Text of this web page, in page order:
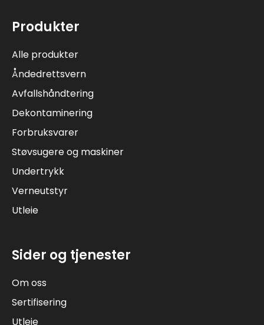
Produkter
Alle produkter
Åndedrettsvern
Avfallshåndtering
Dekontaminering
Forbruksvarer
Støvsugere og maskiner
Undertrykk
Verneutstyr
Utleie
Sider og tjenester
Om oss
Sertifisering
Utleie